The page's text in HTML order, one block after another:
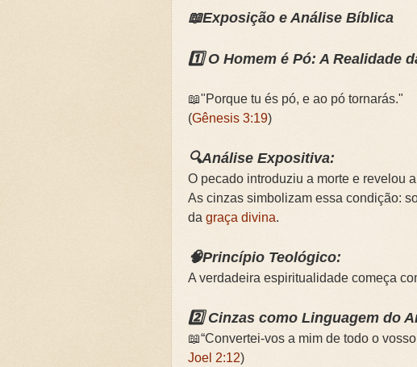
📖Exposição e Análise Bíblica
1️⃣ O Homem é Pó: A Realidade
📖"Porque tu és pó, e ao pó tornarás."
(Gênesis 3:19)
🔍Análise Expositiva:
O pecado introduziu a morte e revelou
As cinzas simbolizam essa condição:
da graça divina.
🧠Princípio Teológico:
A verdadeira espiritualidade começa
2️⃣ Cinzas como Linguagem do
📖“Convertei-vos a mim de todo o
Joel 2:12)